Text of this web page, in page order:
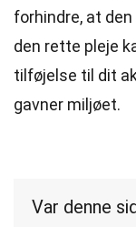
forhindre, at
den rette pleje
tilføjelse til dit
gavner miljøet.
Var denne